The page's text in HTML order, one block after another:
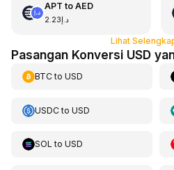
APT to AED
د.إ2.23
Lihat
Pasangan Konversi USD
BTCto USD
USDCto USD
SOL to USD